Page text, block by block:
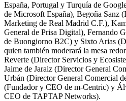
España, Portugal y Turquía de
de Microsoft España), Begoña Sanz
Marketing de Real Madrid C.F.),
General de Prisa Digital), Fernando
de Buongiorno B2C) y Sixto Arias
quien también moderará la mesa
Reverte (Director Servicios y
Jaime de Jaraiz (Director General
Urbán (Director General Comercial
(Fundador y CEO de m-Centric) y
CEO de TAPTAP Networks).